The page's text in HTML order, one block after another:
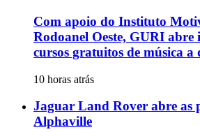
Com apoio do Instituto
Rodoanel Oeste, GURI abre
cursos gratuitos de música a
10 horas atrás
Jaguar Land Rover abre as
Alphaville